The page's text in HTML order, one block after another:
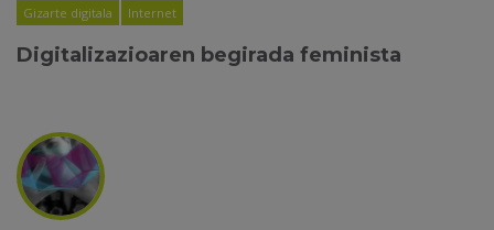
Gizarte digitala Internet
Digitalizazioaren begirada feminista